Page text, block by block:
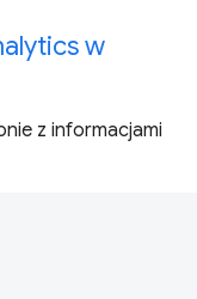
w
z informacjami